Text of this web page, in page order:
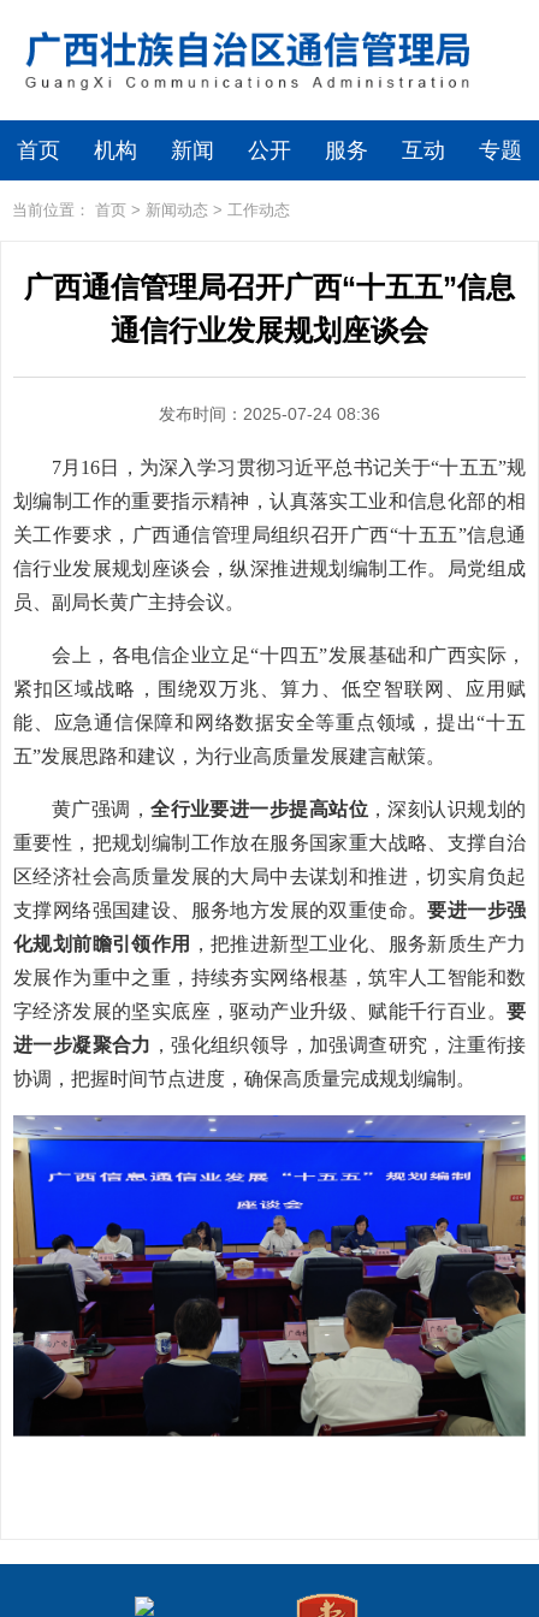
首页 机构 新闻 公开 服务 互动 专题
当前位置： 首页 > 新闻动态 > 工作动态
广西通信管理局召开广西“十五五”信息
通信行业发展规划座谈会
发布时间：2025-07-24 08:36
7月16日，为深入学习贯彻习近平总书记关于“十五五”规
划编制工作的重要指示精神，认真落实工业和信息化部的相
关工作要求，广西通信管理局组织召开广西“十五五”信息通
信行业发展规划座谈会，纵深推进规划编制工作。局党组成
员、副局长黄广主持会议。
会上，各电信企业立足“十四五”发展基础和广西实际，
紧扣区域战略，围绕双万兆、算力、低空智联网、应用赋
能、应急通信保障和网络数据安全等重点领域，提出“十五
五”发展思路和建议，为行业高质量发展建言献策。
黄广强调，全行业要进一步提高站位，深刻认识规划的
重要性，把规划编制工作放在服务国家重大战略、支撑自治
区经济社会高质量发展的大局中去谋划和推进，切实肩负起
支撑网络强国建设、服务地方发展的双重使命。要进一步强
化规划前瞻引领作用
，把推进新型工业化、服务新质生产力
发展作为重中之重，持续夯实网络根基，筑牢人工智能和数
字经济发展的坚实底座，驱动产业升级、赋能千行百业。 要
进一步凝聚合力 ，强化组织领导，加强调查研究，注重衔接
协调，把握时间节点进度，确保高质量完成规划编制。